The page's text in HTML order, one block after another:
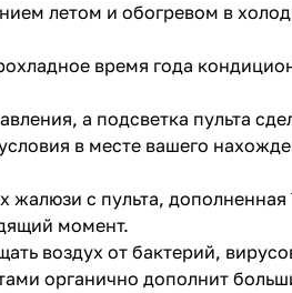
летом и обогревом в
время года
а подсветка пульта
в месте вашего
жалюзи с пульта,
момент.
воздух от бактерий,
органично дополнит